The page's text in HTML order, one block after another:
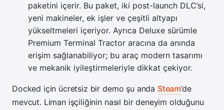
paketini içerir. Bu paket, iki post-launch DLC’si,
yeni makineler, ek işler ve çeşitli altyapı
yükseltmeleri içeriyor. Ayrıca Deluxe sürümle
Premium Terminal Tractor aracına da anında
erişim sağlanabiliyor; bu araç modern tasarımı
ve mekanik iyileştirmeleriyle dikkat çekiyor.
Docked için ücretsiz bir demo şu anda Steam’de
mevcut. Liman işçiliğinin nasıl bir deneyim olduğunu